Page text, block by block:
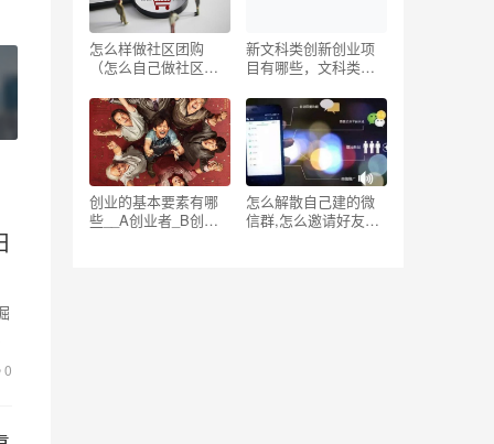
0
怎么样做社区团购
（怎么自己做社区团
新文科类创新创业项
目有哪些，文科类创
创业的基本要素有哪
些__A创业者_B创业
怎么解散自己建的微
信群,怎么邀请好友进